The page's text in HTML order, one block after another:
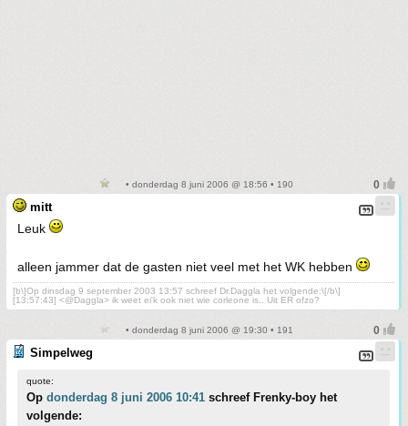
• donderdag 8 juni 2006 @ 18:56 • 190
mitt
Leuk
alleen jammer dat de gasten niet veel met het WK hebben
[b\]Op dinsdag 9 september 2003 13:57 schreef Dr.Daggla het volgende:\[/b\]
[13:57:43] <@Daggla> ik weet ei'k ook niet wie corleone is.. Uit ER ofzo?
• donderdag 8 juni 2006 @ 19:30 • 191
Simpelweg
quote:
Op donderdag 8 juni 2006 10:41 schreef Frenky-boy het
volgende: